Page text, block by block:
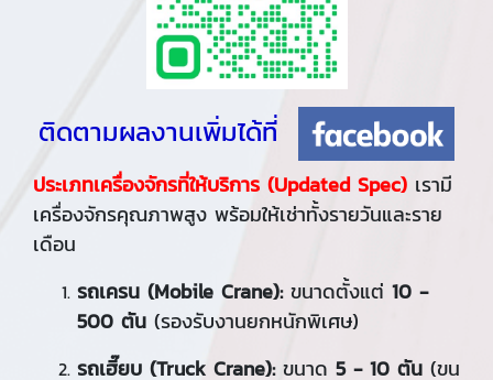
ติดตามผลงานเพิ่มได้ที่
ประเภทเครื่องจักรที่ให้บริการ (Updated Spec) เรามี
เครื่องจักรคุณภาพสูง พร้อมให้เช่าทั้งรายวันและราย
เดือน
รถเครน (Mobile Crane):ขนาดตั้งแต่ 10 -
500 ตัน (รองรับงานยกหนักพิเศษ)
รถเฮี๊ยบ (Truck Crane):ขนาด 5 - 10 ตัน (ขน